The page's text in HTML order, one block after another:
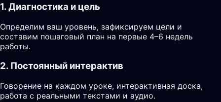
1. Диагностика и цель
Определим ваш уровень, зафиксируем цели и
составим пошаговый план на первые 4–6 недель
работы.
2. Постоянный интерактив
Говорение на каждом уроке, интерактивная доска,
работа с реальными текстами и аудио.